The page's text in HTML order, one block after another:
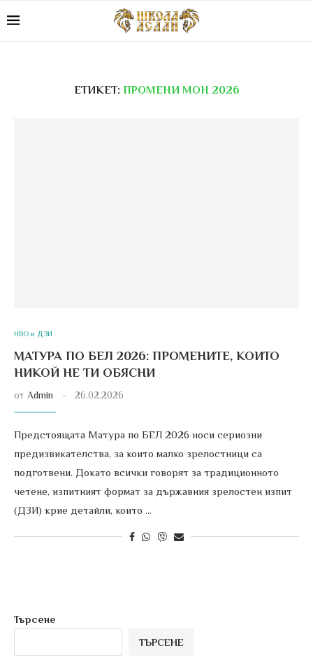
ЕТИКЕТ: ПРОМЕНИ МОН 2026
НВО и ДЗИ
МАТУРА ПО БЕЛ 2026: ПРОМЕНИТЕ, КОИТО
НИКОЙ НЕ ТИ ОБЯСНИ
от Admin 26.02.2026
Предстоящата Матура по БЕЛ 2026 носи сериозни
предизвикателства, за които малко зрелостници са
подготвени. Докато всички говорят за традиционното
четене, изпитният формат за държавния зрелостен изпит
(ДЗИ) крие детайли, които …
Търсене
ТЪРСЕНЕ